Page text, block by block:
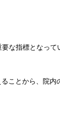
な指標となって
ことから、院内